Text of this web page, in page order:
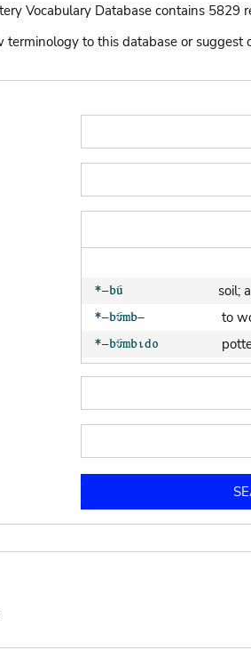
Vocabulary Database contains
to this database or suggest
soil;
to
clay
to